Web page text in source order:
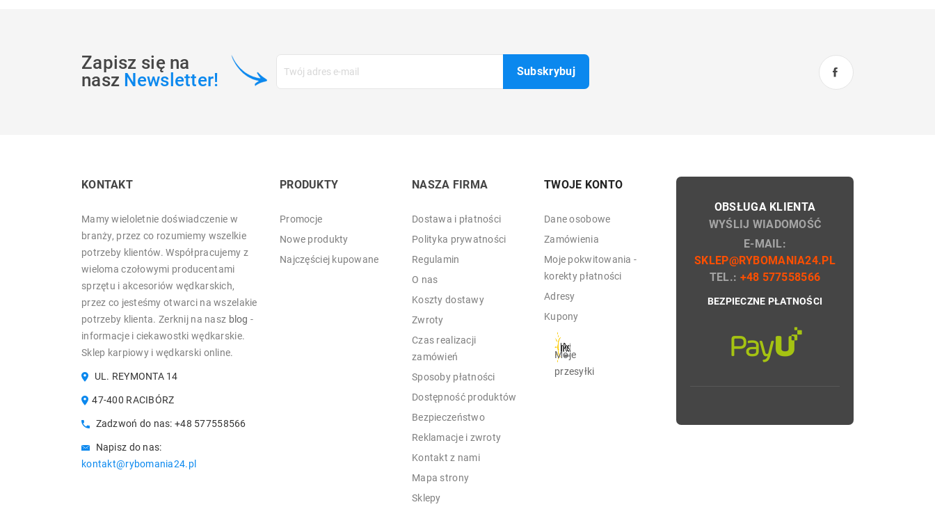
Zapisz się na
nasz Newsletter!
KONTAKT
Mamy wieloletnie doświadczenie w
branży, przez co rozumiemy wszelkie
potrzeby klientów. Współpracujemy z
wieloma czołowymi producentami
sprzętu i akcesoriów wędkarskich,
przez co jesteśmy otwarci na wszelakie
potrzeby klienta. Zerknij na nasz blog -
informacje i ciekawostki wędkarskie.
Sklep karpiowy i wędkarski online.
UL. REYMONTA 14
47-400 RACIBÓRZ
Zadzwoń do nas:+48 577558566
Napisz do nas:
kontakt@rybomania24.pl
PRODUKTY
Promocje
Nowe produkty
Najczęściej kupowane
NASZA FIRMA
Dostawa i płatności
Polityka prywatności
Regulamin
O nas
Koszty dostawy
Zwroty
Czas realizacji
zamówień
Sposoby płatności
Dostępność produktów
Bezpieczeństwo
Reklamacje i zwroty
Kontakt z nami
Mapa strony
Sklepy
TWOJE KONTO
Dane osobowe
Zamówienia
Moje pokwitowania -
korekty płatności
Adresy
Kupony
Moje
przesyłki
OBSŁUGA KLIENTA
WYŚLIJ WIADOMOŚĆ
E-MAIL:
SKLEP@RYBOMANIA24.PL
TEL.: +48 577558566
BEZPIECZNE PŁATNOŚCI